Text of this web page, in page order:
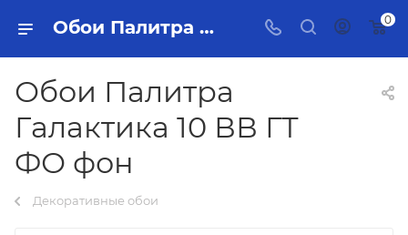
Обои Палитра Галактика 10 ВВ ГТ ФО фон Тольятти - купить в интернет-магазине, каталог с ценами и характеристиками 0
Обои Палитра
Галактика 10 ВВ ГТ
ФО фон
Декоративные обои